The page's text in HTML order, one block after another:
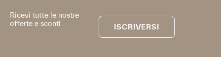
Ricevi tutte le nostre
offerte e sconti
ISCRIVERSI